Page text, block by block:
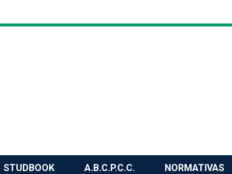
STUDBOOK A.B.C.P.C.C. NORMATIVAS